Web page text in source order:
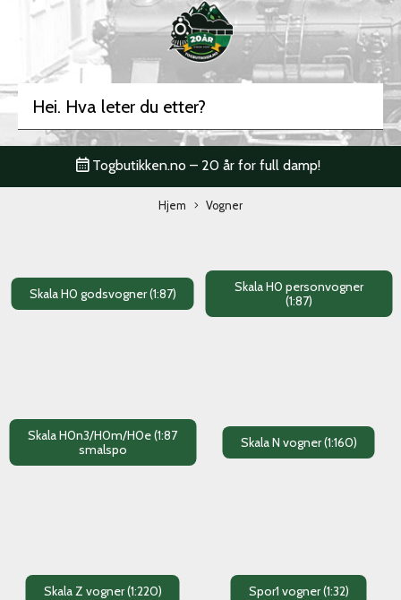
Togbutikken.no – 20 år for full damp!
Hjem Vogner
Skala H0 godsvogner (1:87)
Skala H0 personvogner
(1:87)
Skala H0n3/H0m/H0e (1:87
smalspo
Skala N vogner (1:160)
Skala Z vogner (1:220) Spor1 vogner (1:32)